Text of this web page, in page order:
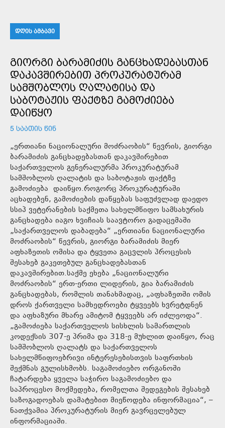
ᲓᲦᲘᲡ ᲐᲛᲑᲐᲕᲘ
ᲒᲘᲝᲠᲒᲘ ᲑᲐᲠᲐᲛᲘᲫᲘᲡ ᲒᲐᲜᲪᲮᲐᲓᲔᲑᲐᲡᲗᲐᲜ
ᲓᲐᲙᲐᲕᲨᲘᲠᲔᲑᲘᲗ ᲞᲠᲝᲙᲣᲠᲐᲢᲣᲠᲐᲛ
ᲡᲐᲛᲨᲝᲑᲚᲝᲡ ᲦᲐᲚᲐᲢᲘᲡᲐ ᲓᲐ
ᲡᲐᲑᲝᲢᲐᲟᲘᲡ ᲤᲐᲥᲢᲖᲔ ᲒᲐᲛᲝᲫᲘᲔᲑᲐ
ᲓᲐᲘᲬᲧᲝ
5 ᲡᲐᲐᲗᲘᲡ ᲬᲘᲜ
„ერთიანი ნაციონალური მოძრაობის“ წევრის, გიორგი
ბარამიძის განცხადებასთან დაკავშირებით
საქართველოს გენერალურმა პროკურატურამ
სამშობლოს ღალატის და საბოტაჟის ფაქტზე
გამოძიება დაიწყო.როგორც პროკურატურაში
აცხადებენ, გამოძიების დაწყებას საფუძვლად დაედო
სსიპ ვეტერანების საქმეთა სახელმწიფო სამსახურის
განცხადება იაგო ხვიჩიას საავტორო გადაცემაში
„საქართველოს დაბადება“ „ერთიანი ნაციონალური
მოძრაობის“ წევრის, გიორგი ბარამიძის მიერ
აფხაზეთის ომისა და ტყვეთა გაცვლის პროცესის
შესახებ გაკეთებულ განცხადებასთან
დაკავშირებით.საქმე ეხება „ნაციონალური
მოძრაობის“ ერთ-ერთი ლიდერის, გია ბარამიძის
განცხადებას, რომლის თანახმადაც, „აფხაზეთში ომის
დროს ქართველი სამხედროები ტყვეებს ხვრეტდნენ
და აფხაზური მხარე ამიტომ ტყვეებს არ იძლეოდა“.
„გამოძიება საქართველოს სისხლის სამართლის
კოდექსის 307-ე პრიმა და 318-ე მუხლით დაიწყო, რაც
სამშობლოს ღალატს და საქართველოს
სახელმწიფოებრივი ინტერესებისთვის საფრთხის
შექმნას გულისხმობს. საგამოძიებო ორგანოში
ჩატარდება ყველა საჭირო საგამოძიებო და
საპროცესო მოქმედება, რომელთა შედეგების შესახებ
საზოგადოებას დამატებით მიეწოდება ინფორმაცია“, –
ნათქვამია პროკურატურის მიერ გავრცელებულ
ინფორმაციაში.